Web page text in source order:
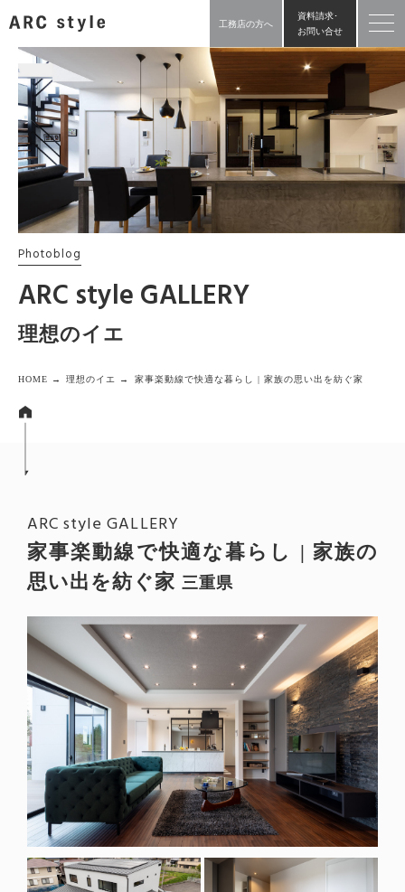
工務店の方へ
資料請求･
お問い合せ
Photoblog
ARC style GALLERY
理想のイエ
HOME → 理想のイエ → 家事楽動線で快適な暮らし | 家族の思い出を紡ぐ家
ARC style GALLERY
家事楽動線で快適な暮らし | 家族の
思い出を紡ぐ家三重県